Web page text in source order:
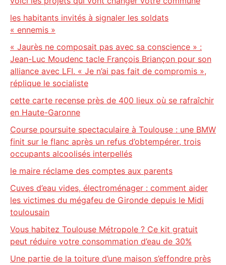
les habitants invités à signaler les soldats
« ennemis »
« Jaurès ne composait pas avec sa conscience » :
Jean-Luc Moudenc tacle François Briançon pour son
alliance avec LFI. « Je n’ai pas fait de compromis »,
réplique le socialiste
cette carte recense près de 400 lieux où se rafraîchir
en Haute-Garonne
Course poursuite spectaculaire à Toulouse : une BMW
finit sur le flanc après un refus d’obtempérer, trois
occupants alcoolisés interpellés
le maire réclame des comptes aux parents
Cuves d’eau vides, électroménager : comment aider
les victimes du mégafeu de Gironde depuis le Midi
toulousain
Vous habitez Toulouse Métropole ? Ce kit gratuit
peut réduire votre consommation d’eau de 30%
Une partie de la toiture d’une maison s’effondre près